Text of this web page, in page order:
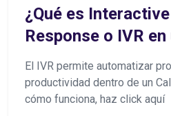
¿Qué es
Response o IVR
El IVR permite automatizar
productividad dentro de un
cómo funciona, haz click aquí